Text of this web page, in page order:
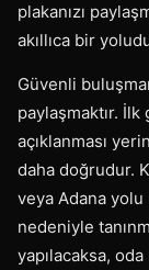
plakanızı
akıllıca bir
Güvenli
paylaşmaktır.
açıklanması
daha doğrudur.
veya Adana
nedeniyle
yapılacaksa,